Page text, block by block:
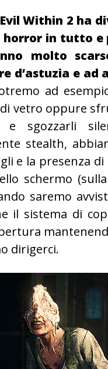
Within 2 ha
horror in tutto
molto
d’astuzia e ad
ad
vetro oppure
sgozzarli
stealth,
e la presenza
schermo
saremo
il sistema di
dirigerci.